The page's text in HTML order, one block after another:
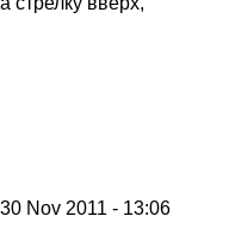
Nov 2011 - 13:06